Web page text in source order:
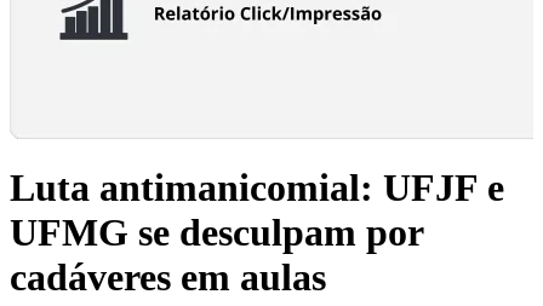
Luta antimanicomial: UFJF e
UFMG se desculpam por
cadáveres em aulas